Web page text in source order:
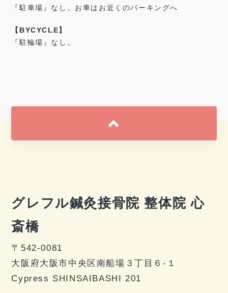
『駐車場』なし。お車はお近くのパーキングへ
【BYCYCLE】
『駐輪場』なし。
グレフル鍼灸接骨院 整体院 心
斎橋
〒542-0081
大阪府大阪市中央区南船場３丁目６-１
Cypress SHINSAIBASHI 201